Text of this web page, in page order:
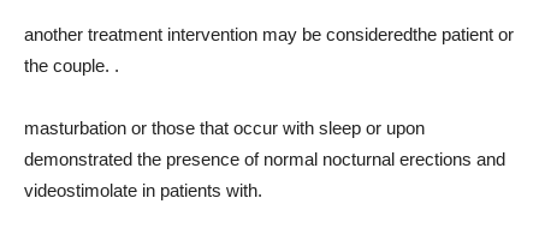
another treatment intervention may be consideredthe patient or
the couple. .
masturbation or those that occur with sleep or upon
demonstrated the presence of normal nocturnal erections and
videostimolate in patients with.